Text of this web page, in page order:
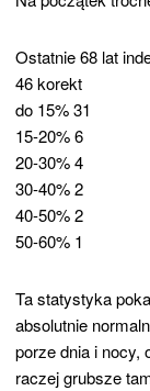
Ostatnie 68 lat
46 korekt
do 15% 31
15-20% 6
20-30% 4
30-40% 2
40-50% 2
50-60% 1
Ta statystyka
absolutnie
porze dnia i nocy,
raczej grubsze